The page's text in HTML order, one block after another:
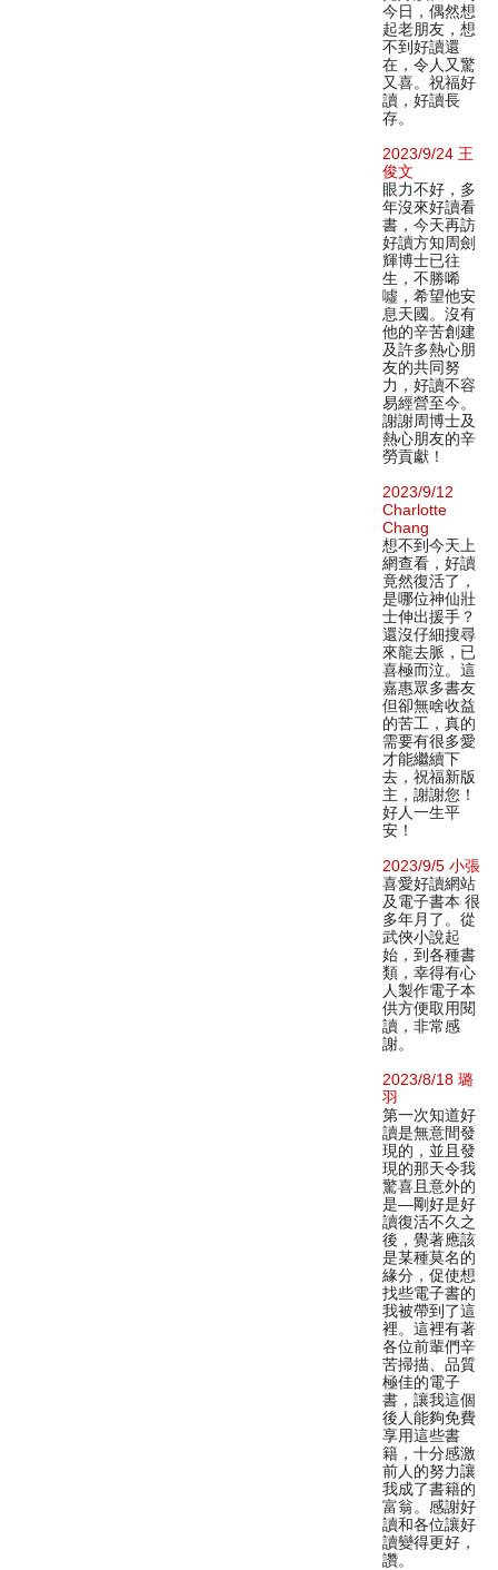
今日，偶然想
起老朋友，想
不到好讀還
在，令人又驚
又喜。祝福好
讀，好讀長
存。
2023/9/24 王
俊文
眼力不好，多
年沒來好讀看
書，今天再訪
好讀方知周劍
輝博士已往
生，不勝唏
噓，希望他安
息天國。沒有
他的辛苦創建
及許多熱心朋
友的共同努
力，好讀不容
易經營至今。
謝謝周博士及
熱心朋友的辛
勞貢獻！
2023/9/12
Charlotte
Chang
想不到今天上
網查看，好讀
竟然復活了，
是哪位神仙壯
士伸出援手？
還沒仔細搜尋
來龍去脈，已
喜極而泣。這
嘉惠眾多書友
但卻無啥收益
的苦工，真的
需要有很多愛
才能繼續下
去，祝福新版
主，謝謝您！
好人一生平
安！
2023/9/5 小張
喜愛好讀網站
及電子書本 很
多年月了。從
武俠小說起
始，到各種書
類，幸得有心
人製作電子本
供方便取用閱
讀，非常感
謝。
2023/8/18 璐
羽
第一次知道好
讀是無意間發
現的，並且發
現的那天令我
驚喜且意外的
是—剛好是好
讀復活不久之
後，覺著應該
是某種莫名的
緣分，促使想
找些電子書的
我被帶到了這
裡。這裡有著
各位前輩們辛
苦掃描、品質
極佳的電子
書，讓我這個
後人能夠免費
享用這些書
籍，十分感激
前人的努力讓
我成了書籍的
富翁。感謝好
讀和各位讓好
讀變得更好，
讚。